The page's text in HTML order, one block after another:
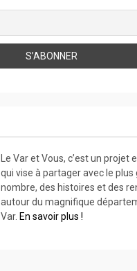
Le Var et Vous, c’est un projet
qui vise à partager avec le plus
nombre, des histoires et des
autour du magnifique
Var. En savoir plus !